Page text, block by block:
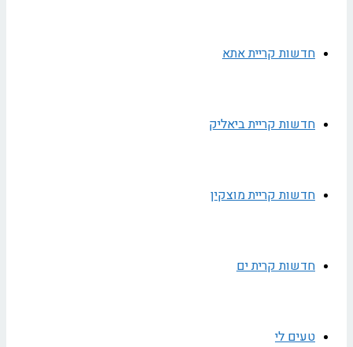
חדשות קריית אתא
חדשות קריית ביאליק
חדשות קריית מוצקין
חדשות קרית ים
טעים לי